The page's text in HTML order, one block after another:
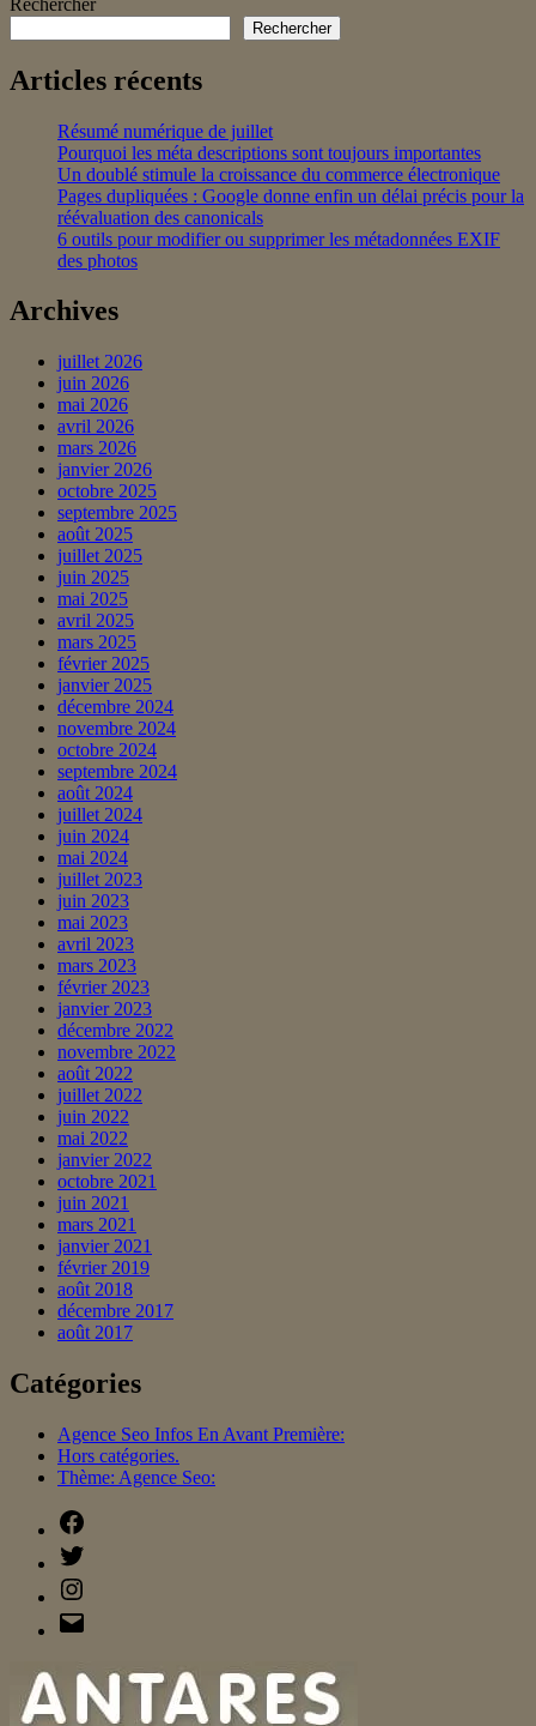
Rechercher
Articles récents
Résumé numérique de juillet
Pourquoi les méta descriptions sont toujours importantes
Un doublé stimule la croissance du commerce électronique
Pages dupliquées : Google donne enfin un délai précis pour la
réévaluation des canonicals
6 outils pour modifier ou supprimer les métadonnées EXIF
des photos
Archives
juillet 2026
juin 2026
mai 2026
avril 2026
mars 2026
janvier 2026
octobre 2025
septembre 2025
août 2025
juillet 2025
juin 2025
mai 2025
avril 2025
mars 2025
février 2025
janvier 2025
décembre 2024
novembre 2024
octobre 2024
septembre 2024
août 2024
juillet 2024
juin 2024
mai 2024
juillet 2023
juin 2023
mai 2023
avril 2023
mars 2023
février 2023
janvier 2023
décembre 2022
novembre 2022
août 2022
juillet 2022
juin 2022
mai 2022
janvier 2022
octobre 2021
juin 2021
mars 2021
janvier 2021
février 2019
août 2018
décembre 2017
août 2017
Catégories
Agence Seo Infos En Avant Première:
Hors catégories.
Thème: Agence Seo: